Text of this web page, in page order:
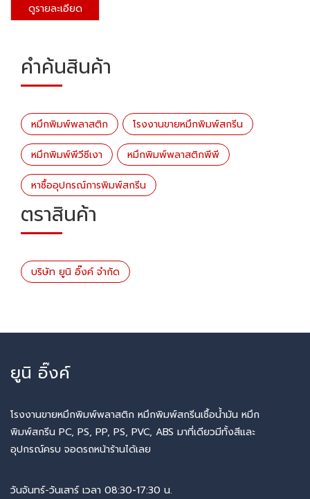
ดูรายละเอียด
คำค้นสินค้า
หมึกพิมพ์พลาสติก ​โรงงานขายหมึกพิมพ์สกรีน
หมึกพิมพ์พีวีซีเงา หมึกพิมพ์พลาสติกพีพี
หาซื้ออุปกรณ์การพิมพ์สกรีน
ตราสินค้า
บริษัท ยูนิ อิ๊งค์ จำกัด
ยูนิ อิ๊งค์
โรงงานขายหมึกพิมพ์พลาสติก หมึกพิมพ์สกรีนเชื้อน้ำมัน หมึก
พิมพ์สกรีน PC, PS, PP, PS, PVC, ABS มาที่เดียวมีทั้งสีและ
อุปกรณ์ครบ จอดรถหน้าร้านได้เลย
วันจันทร์-วันเสาร์ เวลา 08:30-17:30 น.